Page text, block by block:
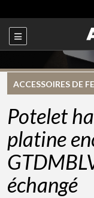
ACCESSOIRES DE
Potelet
platine
échangé